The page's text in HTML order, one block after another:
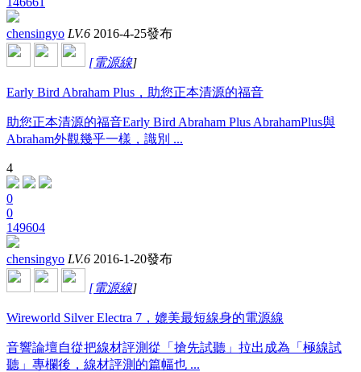
chensingyo LV.6 2016-4-25發布
[電源線]
Early Bird Abraham Plus，助您正本清源的福音
助您正本清源的福音Early Bird Abraham Plus AbrahamPlus與
Abraham外觀幾乎一樣，識別 ...
4
0
0
149604
chensingyo LV.6 2016-1-20發布
[電源線]
Wireworld Silver Electra 7，媲美最短線身的電源線
音響論壇自從把線材評測從「搶先試聽」拉出成為「極線試
聽」專欄後，線材評測的篇幅也 ...